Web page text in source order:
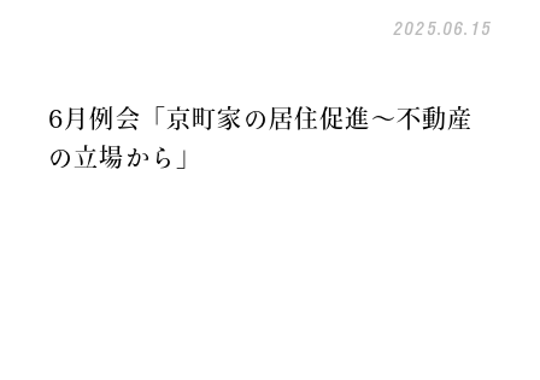
2025.06.15
6月例会「京町家の居住促進～不動産
の立場から」